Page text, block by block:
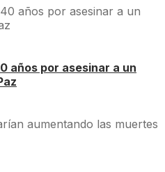
años por asesinar a un